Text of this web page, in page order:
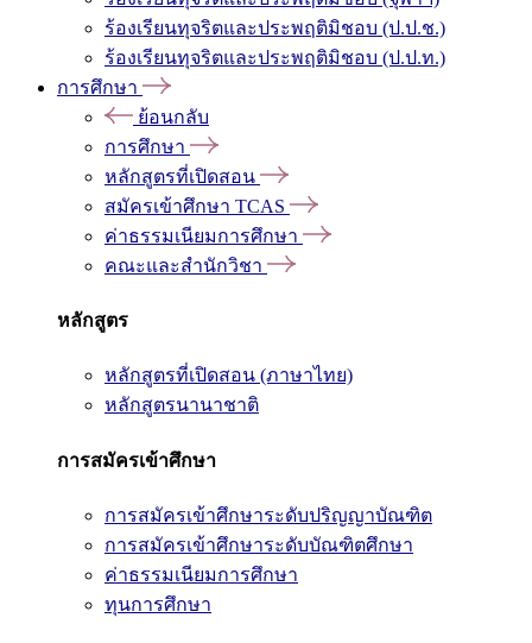
ร้องเรียนทุจริตและประพฤติมิชอบ (ป.ป.ช.)
ร้องเรียนทุจริตและประพฤติมิชอบ (ป.ป.ท.)
การศึกษา
ย้อนกลับ
การศึกษา
หลักสูตรที่เปิดสอน
สมัครเข้าศึกษา TCAS
ค่าธรรมเนียมการศึกษา
คณะและสำนักวิชา
หลักสูตร
หลักสูตรที่เปิดสอน (ภาษาไทย)
หลักสูตรนานาชาติ
การสมัครเข้าศึกษา
การสมัครเข้าศึกษาระดับปริญญาบัณฑิต
การสมัครเข้าศึกษาระดับบัณฑิตศึกษา
ค่าธรรมเนียมการศึกษา
ทุนการศึกษา